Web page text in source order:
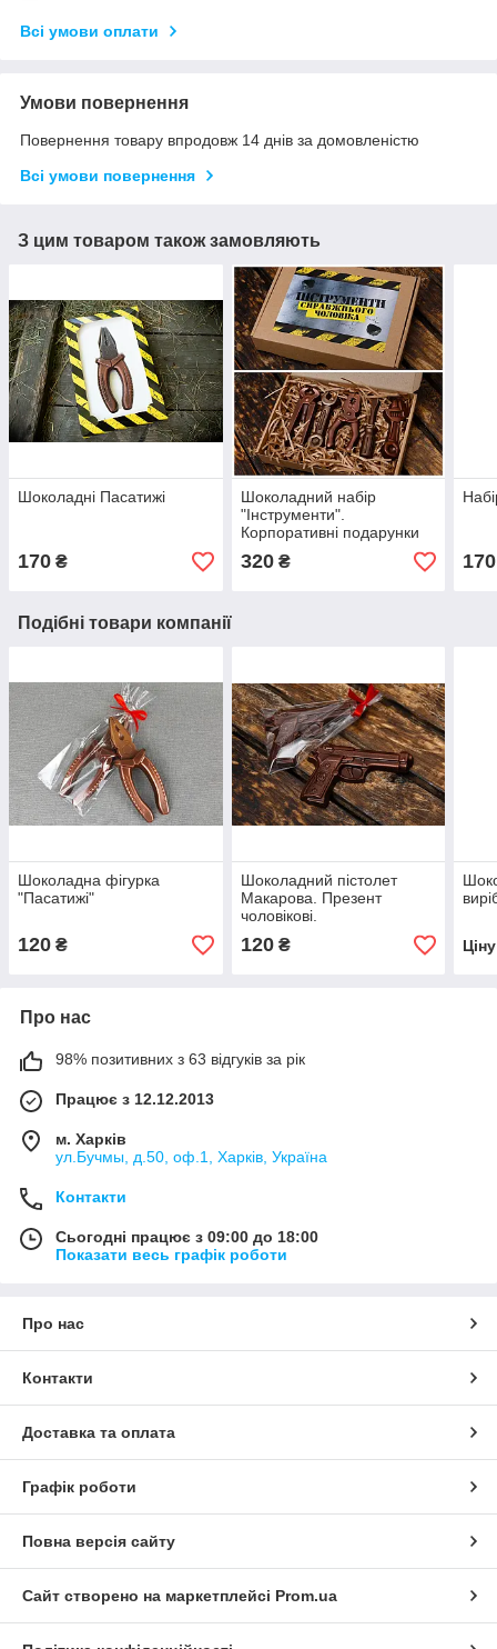
Всі умови оплати
Умови повернення
Повернення товару впродовж 14 днів за домовленістю
Всі умови повернення
З цим товаром також замовляють
Шоколадні Пасатижі
170 ₴
Шоколадний набір
"Інструменти".
Корпоративні подарунки
для працівників.
320₴ 170
Подібні товари компанії
Шоколадна фігурка
"Пасатижі"
120 ₴
Шоколадний пістолет
Макарова. Презент
чоловікові.
120₴
Про нас
98% позитивних з 63 відгуків за рік
Працює з 12.12.2013
м. Харків
ул.Бучмы, д.50, оф.1, Харків, Україна
Контакти
Сьогодні працює з 09:00 до 18:00
Показати весь графік роботи
Про нас
Контакти
Доставка та оплата
Графік роботи
Повна версія сайту
Сайт створено на маркетплейсі Prom.ua